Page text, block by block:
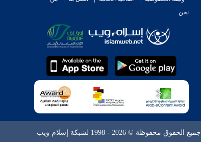
نحن
جميع الحقوق محفوظة © 2026 - 1998 لشبكة إسلام ويب